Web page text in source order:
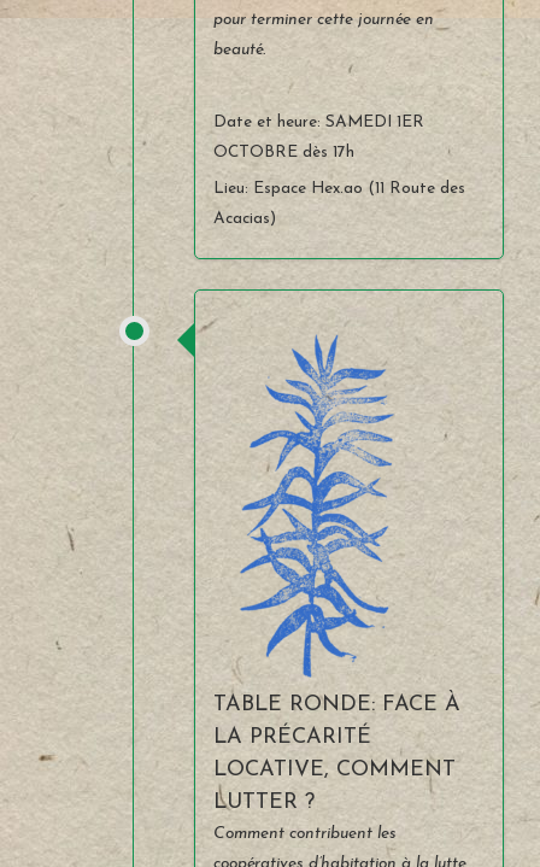
pour terminer cette journée en
beauté.
Date et heure: SAMEDI 1ER
OCTOBRE dès 17h
Lieu: Espace Hex.ao (11 Route des
Acacias)
TABLE RONDE: FACE À
LA PRÉCARITÉ
LOCATIVE, COMMENT
LUTTER ?
Comment contribuent les